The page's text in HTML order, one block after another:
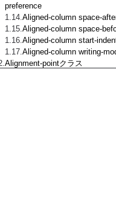
preference
Aligned-column space-
Aligned-column space-
Aligned-column start-
Aligned-column writing-
Alignment-pointクラス